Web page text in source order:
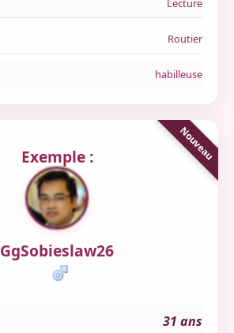
Lecture
Routier
habilleuse
Exemple :
GgSobieslaw26
31 ans